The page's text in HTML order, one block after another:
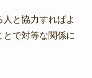
と協力すればよ
とで対等な関係に